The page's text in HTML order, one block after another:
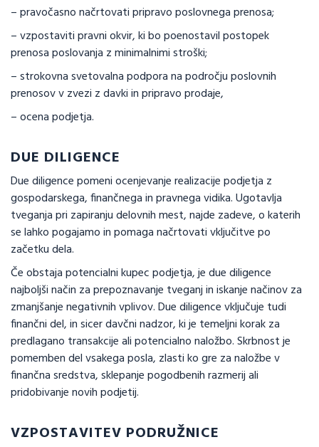
– pravočasno načrtovati pripravo poslovnega prenosa;
– vzpostaviti pravni okvir, ki bo poenostavil postopek
prenosa poslovanja z minimalnimi stroški;
– strokovna svetovalna podpora na področju poslovnih
prenosov v zvezi z davki in pripravo prodaje,
– ocena podjetja.
DUE DILIGENCE
Due diligence pomeni ocenjevanje realizacije podjetja z
gospodarskega, finančnega in pravnega vidika. Ugotavlja
tveganja pri zapiranju delovnih mest, najde zadeve, o katerih
se lahko pogajamo in pomaga načrtovati vključitve po
začetku dela.
Če obstaja potencialni kupec podjetja, je due diligence
najboljši način za prepoznavanje tveganj in iskanje načinov za
zmanjšanje negativnih vplivov. Due diligence vključuje tudi
finančni del, in sicer davčni nadzor, ki je temeljni korak za
predlagano transakcije ali potencialno naložbo. Skrbnost je
pomemben del vsakega posla, zlasti ko gre za naložbe v
finančna sredstva, sklepanje pogodbenih razmerij ali
pridobivanje novih podjetij.
VZPOSTAVITEV PODRUŽNICE